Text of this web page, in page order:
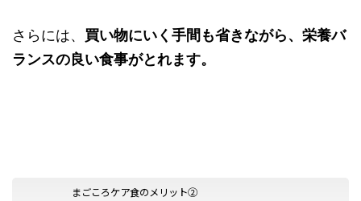
さらには、 買い物にいく手間も省きながら、栄養バ
ランスの良い食事がとれます。
まごころケア食のメリット②